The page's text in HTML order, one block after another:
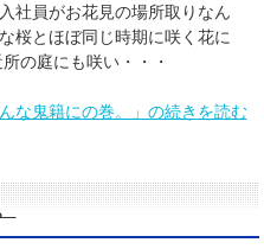
社員がお花見の場所取りなん
桜とほぼ同じ時期に咲く花に
の庭にも咲い・・・
んな鬼籍にの巻。」の続きを読む